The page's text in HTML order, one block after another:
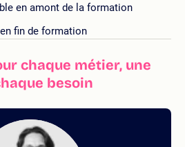
en amont de la formation
fin de formation
chaque métier, une
besoin